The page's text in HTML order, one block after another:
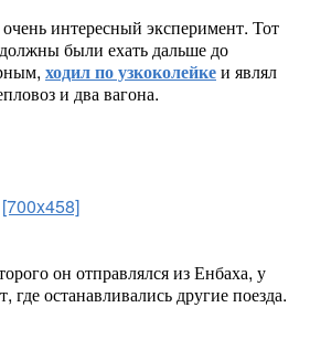
интересный эксперимент. Тот
были ехать дальше до
ходил по узкоколейкеи являл
и два вагона.
[700x458]
он отправлялся из Енбаха, у
где останавливались другие поезда.